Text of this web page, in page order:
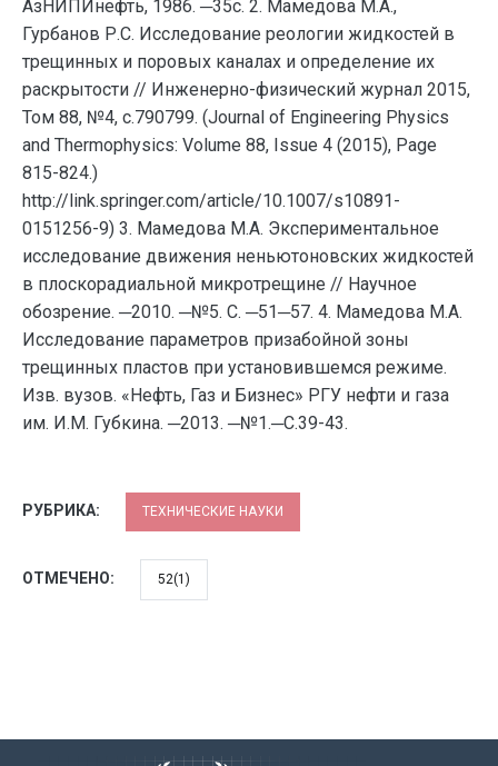
АзНИПИнефть, 1986. ─35с. 2. Мамедова М.А.,
Гурбанов Р.С. Исследование реологии жидкостей в
трещинных и поровых каналах и определение их
раскрытости // Инженерно-физический журнал 2015,
Том 88, №4, с.790799. (Journal of Engineering Physics
and Thermophysics: Volume 88, Issue 4 (2015), Page
815-824.)
http://link.springer.com/article/10.1007/s10891-
0151256-9) 3. Мамедова М.А. Экспериментальное
исследование движения неньютоновских жидкостей
в плоскорадиальной микротрещине // Научное
обозрение. ─2010. ─№5. С. ─51─57. 4. Мамедова М.А.
Исследование параметров призабойной зоны
трещинных пластов при установившемся режиме.
Изв. вузов. «Нефть, Газ и Бизнес» РГУ нефти и газа
им. И.М. Губкина. ─2013. ─№1.─С.39-43.
РУБРИКА: ТЕХНИЧЕСКИЕ НАУКИ
ОТМЕЧЕНО: 52(1)